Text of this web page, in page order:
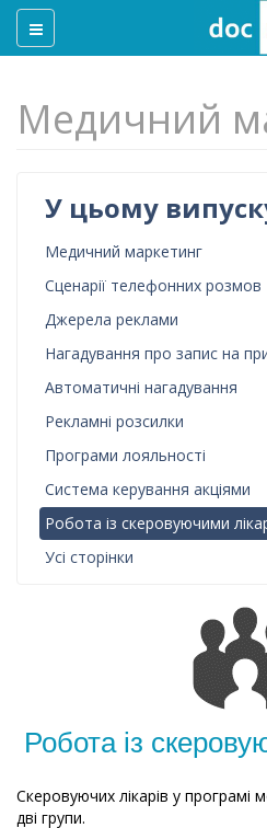
Медичний
У цьому
Медичний маркетинг
Сценарії телефонних розмов
Джерела реклами
Нагадування про запис на
Автоматичні нагадування
Рекламні розсилки
Програми лояльності
Система керування акціями
Робота із скеровуючими
Усі сторінки
Робота із
Скеровуючих лікарів у
дві групи.